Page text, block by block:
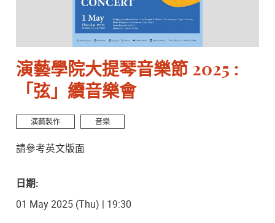
演藝學院大提琴音樂節 2025 :
「弦」續音樂會
演藝製作 音樂
請參考英文版面
日期:
01 May 2025 (Thu) | 19:30